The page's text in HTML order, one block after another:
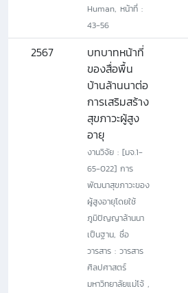
Human, หน้าที่ :
43-56
2567
บทบาทหน้าที่
ของสื่อพื้น
บ้านล้านนาต่อ
การเสริมสร้าง
สุขภาวะผู้สูง
อายุ
งานวิจัย : [มจ.1-
65-022] การ
พัฒนาสุขภาวะของ
ผู้สูงอายุโดยใช้
ภูมิปัญญาล้านนา
เป็นฐาน, ชื่อ
วารสาร : วารสาร
ศิลปศาสตร์
มหาวิทยาลัยแม่โจ้ ,